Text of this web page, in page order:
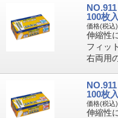
100枚入
価格(税込
伸縮性
フィッ
右両用
100枚入
価格(税込
伸縮性